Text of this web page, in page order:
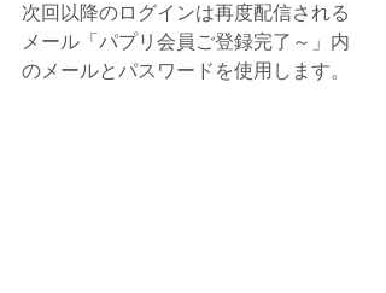
次回以降のログインは再度配信される
メール「パプリ会員ご登録完了～」内
のメールとパスワードを使用します。